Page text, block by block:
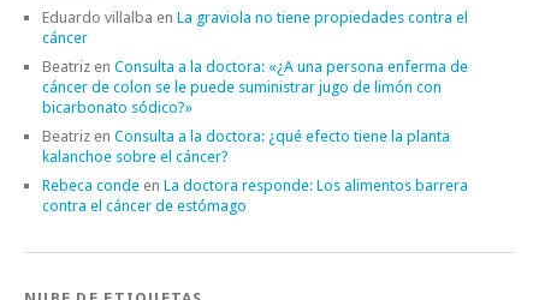
Eduardo villalba en La graviola no tiene propiedades contra el
cáncer
Beatriz en Consulta a la doctora: «¿A una persona enferma de
cáncer de colon se le puede suministrar jugo de limón con
bicarbonato sódico?»
Beatriz en Consulta a la doctora: ¿qué efecto tiene la planta
kalanchoe sobre el cáncer?
Rebeca conde en La doctora responde: Los alimentos barrera
contra el cáncer de estómago